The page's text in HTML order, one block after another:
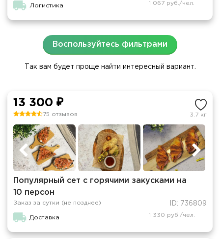
Логистика 1 067 руб./чел.
Воспользуйтесь фильтрами
Так вам будет проще найти интересный вариант.
13 300 ₽
75 отзывов 3.7 кг
Популярный сет с горячими закусками на
10 персон
Заказ за сутки (не позднее) ID: 736809
Доставка 1 330 руб./чел.